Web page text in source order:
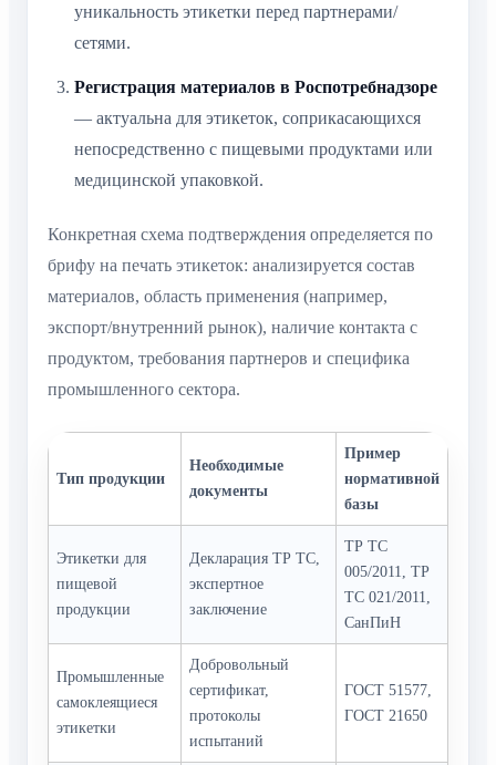
уникальность этикетки перед партнерами/
сетями.
Регистрация материалов в Роспотребнадзоре
— актуальна для этикеток, соприкасающихся
непосредственно с пищевыми продуктами или
медицинской упаковкой.
Конкретная схема подтверждения определяется по
брифу на печать этикеток: анализируется состав
материалов, область применения (например,
экспорт/внутренний рынок), наличие контакта с
продуктом, требования партнеров и специфика
промышленного сектора.
Тип продукции
Необходимые
документы
Пример
нормативной
базы
Этикетки для
пищевой
продукции
Декларация ТР ТС,
экспертное
заключение
ТР ТС
005/2011, ТР
ТС 021/2011,
СанПиН
Промышленные
самоклеящиеся
этикетки
Добровольный
сертификат,
протоколы
испытаний
ГОСТ 51577,
ГОСТ 21650